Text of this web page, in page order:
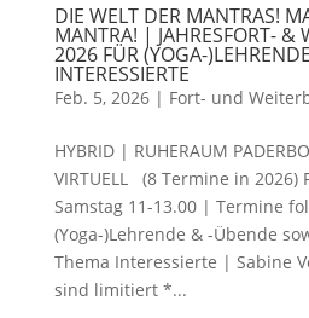
DIE WELT DER MANTRAS!
MANTRA! | JAHRESFORT- &
2026 FÜR (YOGA-
INTERESSIERTE
Feb. 5, 2026| Fort- und
HYBRID | RUHERAUM
VIRTUELL (8 Termine in 2026)
Samstag 11-13.00 | Termine
(Yoga-)Lehrende & -Übende
Thema Interessierte | Sabine
sind limitiert *...